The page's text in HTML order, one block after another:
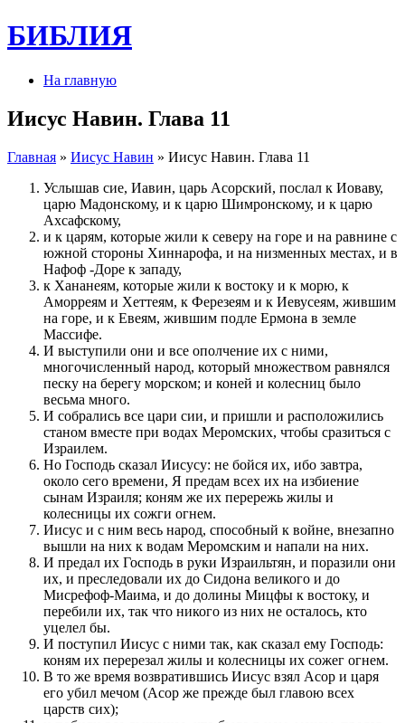
БИБЛИЯ
На главную
Иисус Навин. Глава 11
Главная » Иисус Навин » Иисус Навин. Глава 11
Услышав сие, Иавин, царь Асорский, послал к Иоваву,
царю Мадонскому, и к царю Шимронскому, и к царю
Ахсафскому,
и к царям, которые жили к северу на горе и на равнине с
южной стороны Хиннарофа, и на низменных местах, и в
Нафоф -Доре к западу,
к Хананеям, которые жили к востоку и к морю, к
Аморреям и Хеттеям, к Ферезеям и к Иевусеям, жившим
на горе, и к Евеям, жившим подле Ермона в земле
Массифе.
И выступили они и все ополчение их с ними,
многочисленный народ, который множеством равнялся
песку на берегу морском; и коней и колесниц было
весьма много.
И собрались все цари сии, и пришли и расположились
станом вместе при водах Меромских, чтобы сразиться с
Израилем.
Но Господь сказал Иисусу: не бойся их, ибо завтра,
около сего времени, Я предам всех их на избиение
сынам Израиля; коням же их перережь жилы и
колесницы их сожги огнем.
Иисус и с ним весь народ, способный к войне, внезапно
вышли на них к водам Меромским и напали на них.
И предал их Господь в руки Израильтян, и поразили они
их, и преследовали их до Сидона великого и до
Мисрефоф-Маима, и до долины Мицфы к востоку, и
перебили их, так что никого из них не осталось, кто
уцелел бы.
И поступил Иисус с ними так, как сказал ему Господь:
коням их перерезал жилы и колесницы их сожег огнем.
В то же время возвратившись Иисус взял Асор и царя
его убил мечом (Асор же прежде был главою всех
царств сих);